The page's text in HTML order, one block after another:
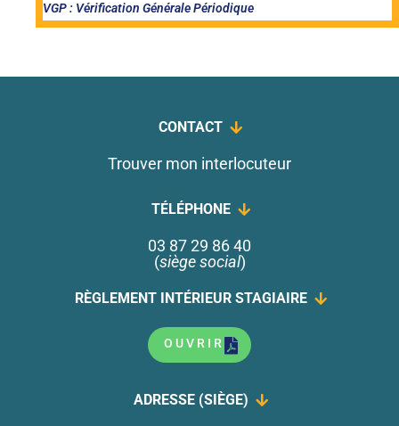
VGP : Vérification Générale Périodique
CONTACT
Trouver mon interlocuteur
TÉLÉPHONE
03 87 29 86 40
(siège social)
RÈGLEMENT INTÉRIEUR STAGIAIRE
OUVRIR
ADRESSE (SIÈGE)